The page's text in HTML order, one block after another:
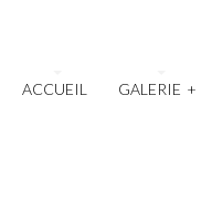
ACCUEIL GALERIE +